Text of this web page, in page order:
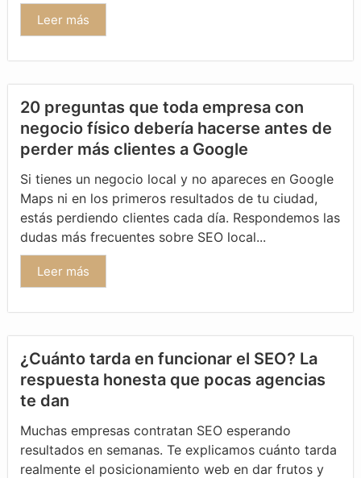
Leer más
20 preguntas que toda empresa con
negocio físico debería hacerse antes de
perder más clientes a Google
Si tienes un negocio local y no apareces en Google
Maps ni en los primeros resultados de tu ciudad,
estás perdiendo clientes cada día. Respondemos las
dudas más frecuentes sobre SEO local...
Leer más
¿Cuánto tarda en funcionar el SEO? La
respuesta honesta que pocas agencias
te dan
Muchas empresas contratan SEO esperando
resultados en semanas. Te explicamos cuánto tarda
realmente el posicionamiento web en dar frutos y